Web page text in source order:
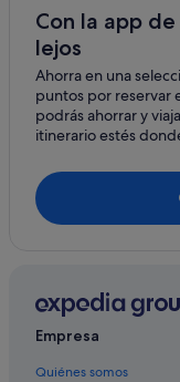
Con la app
lejos
Ahorra en una
puntos por reservar
podrás ahorrar y
itinerario estés
Empresa
Quiénes somos